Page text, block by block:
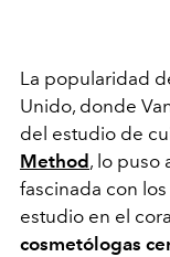
La popularidad
Unido, donde
del estudio de
Method , lo puso
fascinada con
estudio en el
cosmetólogas